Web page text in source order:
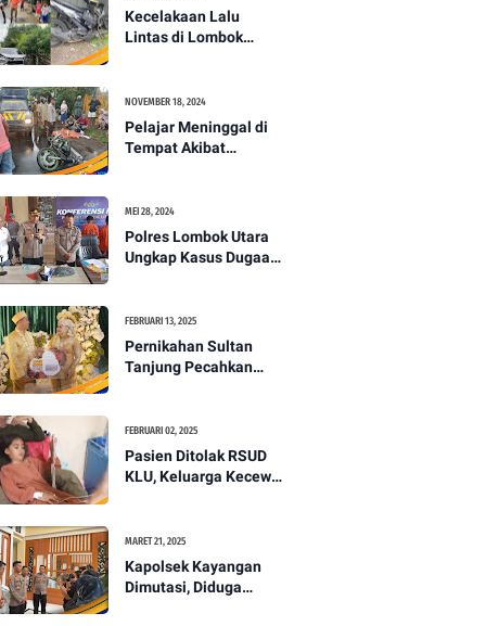
Gunung
Kecelakaan Lalu
Lintas di Lombok
PENANTB
NOVEMBER 18, 2024
Pelajar Meninggal di
Tempat Akibat
Utara -PENANTB
MEI 28, 2024
Polres Lombok Utara
Ungkap Kasus Dugaan
Gantung Diri
FEBRUARI 13, 2025
Pernikahan Sultan
Tanjung Pecahkan
PENANTB
FEBRUARI 02, 2025
Pasien Ditolak RSUD
KLU, Keluarga Kecewa
MARET 21, 2025
Kapolsek Kayangan
Dimutasi, Diduga